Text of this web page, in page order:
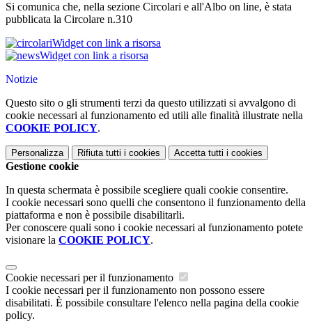
Si comunica che, nella sezione Circolari e all'Albo on line, è stata
pubblicata la Circolare n.310
Widget con link a risorsa
Widget con link a risorsa
Notizie
Questo sito o gli strumenti terzi da questo utilizzati si avvalgono di
cookie necessari al funzionamento ed utili alle finalità illustrate nella
COOKIE POLICY.
Personalizza Rifiuta tutti i cookies Accetta tutti i cookies
Gestione cookie
In questa schermata è possibile scegliere quali cookie consentire.
I cookie necessari sono quelli che consentono il funzionamento della
piattaforma e non è possibile disabilitarli.
Per conoscere quali sono i cookie necessari al funzionamento potete
visionare la COOKIE POLICY.
Cookie necessari per il funzionamento
I cookie necessari per il funzionamento non possono essere
disabilitati. È possibile consultare l'elenco nella pagina della cookie
policy.